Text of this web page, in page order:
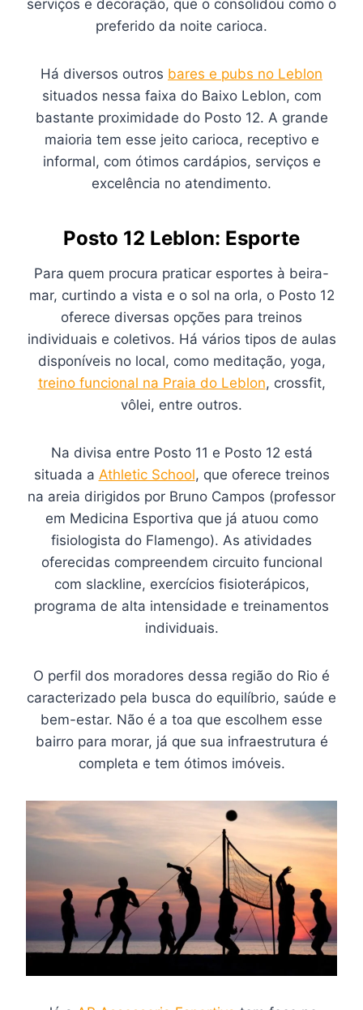
serviços e decoração, que o consolidou como o
preferido da noite carioca.
Há diversos outros bares e pubs no Leblon
situados nessa faixa do Baixo Leblon, com
bastante proximidade do Posto 12. A grande
maioria tem esse jeito carioca, receptivo e
informal, com ótimos cardápios, serviços e
excelência no atendimento.
Posto 12 Leblon: Esporte
Para quem procura praticar esportes à beira-
mar, curtindo a vista e o sol na orla, o Posto 12
oferece diversas opções para treinos
individuais e coletivos. Há vários tipos de aulas
disponíveis no local, como meditação, yoga,
treino funcional na Praia do Leblon, crossfit,
vôlei, entre outros.
Na divisa entre Posto 11 e Posto 12 está
situada a Athletic School, que oferece treinos
na areia dirigidos por Bruno Campos (professor
em Medicina Esportiva que já atuou como
fisiologista do Flamengo). As atividades
oferecidas compreendem circuito funcional
com slackline, exercícios fisioterápicos,
programa de alta intensidade e treinamentos
individuais.
O perfil dos moradores dessa região do Rio é
caracterizado pela busca do equilíbrio, saúde e
bem-estar. Não é a toa que escolhem esse
bairro para morar, já que sua infraestrutura é
completa e tem ótimos imóveis.